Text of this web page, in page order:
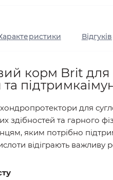
Відгуків
корм Brit для
для
здібностей та гарного
яким потрібно
відіграють